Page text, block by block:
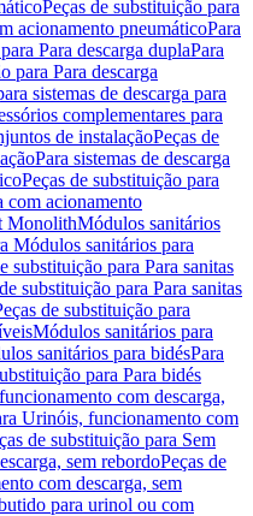
Peças de substituição para
acionamento pneumáticoPara
Para descarga duplaPara
para Para descarga
sistemas de descarga para
complementares para
de instalaçãoPeças de
Para sistemas de descarga
Peças de substituição para
com acionamento
MonolithMódulos sanitários
Módulos sanitários para
substituição para Para sanitas
substituição para Para sanitas
de substituição para
Módulos sanitários para
sanitários para bidésPara
para Para bidés
com descarga,
Urinóis, funcionamento com
de substituição para Sem
sem rebordoPeças de
com descarga, sem
para urinol ou com